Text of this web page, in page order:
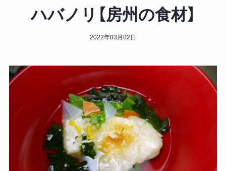
ハバノリ【房州の食材】
2022年03月02日